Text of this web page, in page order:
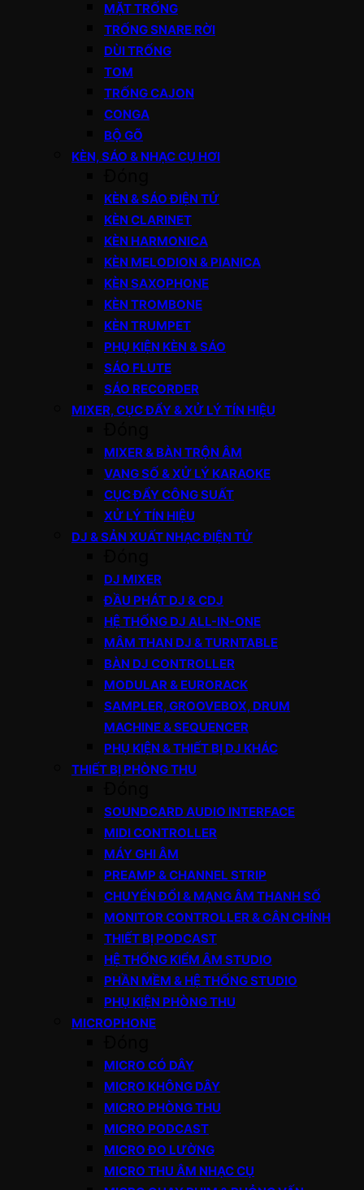
MẶT TRỐNG
TRỐNG SNARE RỜI
DÙI TRỐNG
TOM
TRỐNG CAJON
CONGA
BỘ GÕ
KÈN, SÁO & NHẠC CỤ HƠI
KÈN & SÁO ĐIỆN TỬ
KÈN CLARINET
KÈN HARMONICA
KÈN MELODION & PIANICA
KÈN SAXOPHONE
KÈN TROMBONE
KÈN TRUMPET
PHỤ KIỆN KÈN & SÁO
SÁO FLUTE
SÁO RECORDER
MIXER, CỤC ĐẨY & XỬ LÝ TÍN HIỆU
MIXER & BÀN TRỘN ÂM
VANG SỐ & XỬ LÝ KARAOKE
CỤC ĐẨY CÔNG SUẤT
XỬ LÝ TÍN HIỆU
DJ & SẢN XUẤT NHẠC ĐIỆN TỬ
DJ MIXER
ĐẦU PHÁT DJ & CDJ
HỆ THỐNG DJ ALL-IN-ONE
MÂM THAN DJ & TURNTABLE
BÀN DJ CONTROLLER
MODULAR & EURORACK
SAMPLER, GROOVEBOX, DRUM
MACHINE & SEQUENCER
PHỤ KIỆN & THIẾT BỊ DJ KHÁC
THIẾT BỊ PHÒNG THU
SOUNDCARD AUDIO INTERFACE
MIDI CONTROLLER
MÁY GHI ÂM
PREAMP & CHANNEL STRIP
CHUYỂN ĐỔI & MẠNG ÂM THANH SỐ
MONITOR CONTROLLER & CÂN CHỈNH
THIẾT BỊ PODCAST
HỆ THỐNG KIỂM ÂM STUDIO
PHẦN MỀM & HỆ THỐNG STUDIO
PHỤ KIỆN PHÒNG THU
MICROPHONE
MICRO CÓ DÂY
MICRO KHÔNG DÂY
MICRO PHÒNG THU
MICRO PODCAST
MICRO ĐO LƯỜNG
MICRO THU ÂM NHẠC CỤ